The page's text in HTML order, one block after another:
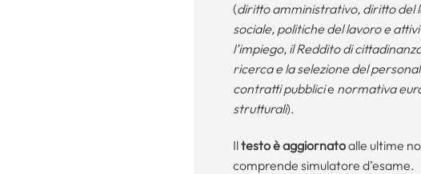
(diritto amministrativo, diritto del
sociale, politiche del lavoro e
l’impiego, il Reddito di
ricerca e la selezione del
contratti pubblicie normativa
strutturali).
Iltesto è aggiornatoalle ultime
comprende simulatore d’esame.